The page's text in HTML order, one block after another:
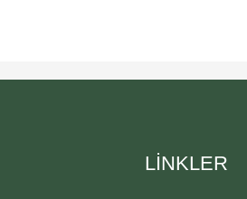
LINKLER